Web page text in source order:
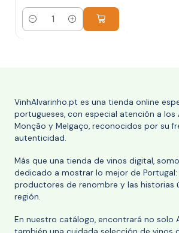
Cantidad
VinhAlvarinho.pt es una tienda online
portugueses, con especial atención a los
Monção y Melgaço, reconocidos por su
autenticidad.
Más que una tienda de vinos digital,
dedicado a mostrar lo mejor de Portugal:
productores de renombre y las historias
región.
En nuestro catálogo, encontrará no solo